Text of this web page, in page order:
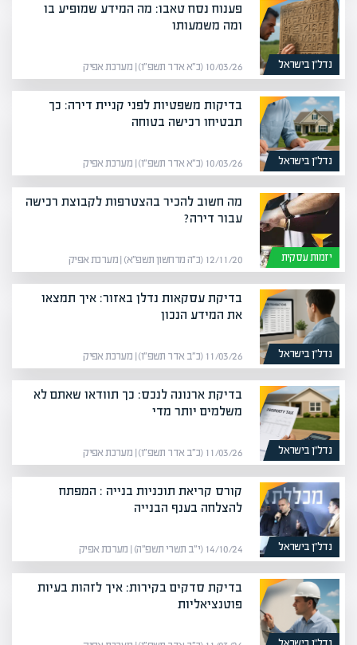
נדל”ן בישראל
פענוח נסח טאבו: מה המידע שמופיע בו
ומה משמעותו
10/03/26 (כ״א אדר תשפ״ו) | מערכת אפיק
נדל”ן בישראל
בדיקות משפטיות לפני קניית דירה: כך
תבטיחו רכישה בטוחה
10/03/26 (כ״א אדר תשפ״ו) | מערכת אפיק
יזמות עסקית
מה חשוב להכיר בהצטרפות לקבוצת רכישה
עבור דירה?
12/11/20 (כ״ה מרחשון תשפ״א) | מערכת אפיק
נדל”ן בישראל
בדיקת עסקאות נדלן באזור: איך תמצאו
את המידע הנכון
11/03/26 (כ״ב אדר תשפ״ו) | מערכת אפיק
נדל”ן בישראל
בדיקת ארנונה לנכס: כך תוודאו שאתם לא
משלמים יותר מדי
11/03/26 (כ״ב אדר תשפ״ו) | מערכת אפיק
נדל”ן בישראל
קורס קריאת תוכניות בנייה : המפתח
להצלחה בענף הבנייה
14/10/24 (י״ב תשרי תשפ״ה) | מערכת אפיק
בדיקת סדקים בקירות: איך לזהות בעיות
פוטנציאליות